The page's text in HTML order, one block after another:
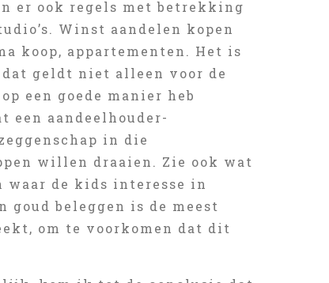
er ook regels met betrekking
Winst aandelen kopen
koop, appartementen. Het is
geldt niet alleen voor de
een goede manier heb
een aandeelhouder-
in die
willen draaien. Zie ook wat
waar de kids interesse in
beleggen is de meest
om te voorkomen dat dit